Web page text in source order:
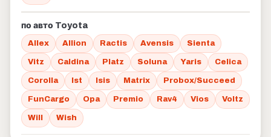
по авто Toyota
Allex Allion Ractis Avensis Sienta
Vitz Caldina Platz Soluna Yaris Celica
Corolla Ist Isis Matrix Probox/Succeed
FunCargo Opa Premio Rav4 Vios Voltz
Will Wish